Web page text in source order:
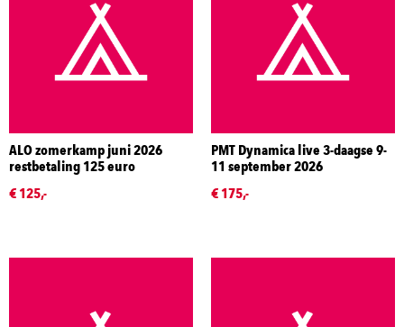
ALO zomerkamp juni 2026
restbetaling 125 euro
€ 125,-
PMT Dynamica live 3-daagse 9-
11 september 2026
€ 175,-